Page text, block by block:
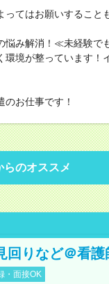
てはお願いすること
悩み解消！≪未経験で
境が整っています！
お仕事です！
らのオススメ
回りなど＠看護
・面接OK